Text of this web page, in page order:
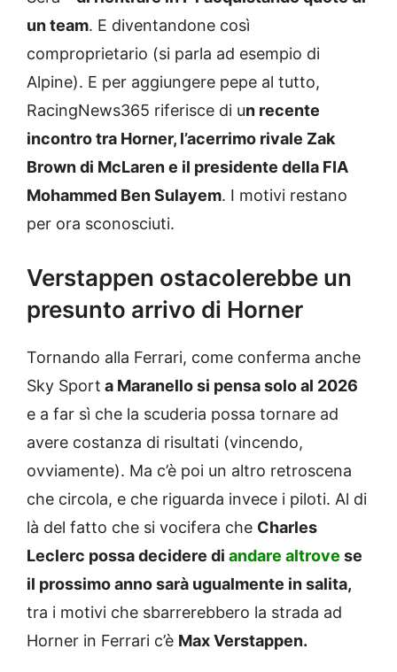
un team. E diventandone così
comproprietario (si parla ad esempio di
Alpine). E per aggiungere pepe al tutto,
RacingNews365 riferisce di un recente
incontro tra Horner, l’acerrimo rivale Zak
Brown di McLaren e il presidente della FIA
Mohammed Ben Sulayem. I motivi restano
per ora sconosciuti.
Verstappen ostacolerebbe un
presunto arrivo di Horner
Tornando alla Ferrari, come conferma anche
Sky Sport a Maranello si pensa solo al 2026
e a far sì che la scuderia possa tornare ad
avere costanza di risultati (vincendo,
ovviamente). Ma c’è poi un altro retroscena
che circola, e che riguarda invece i piloti. Al di
là del fatto che si vocifera che Charles
Leclerc possa decidere di andare altrove se
il prossimo anno sarà ugualmente in salita,
tra i motivi che sbarrerebbero la strada ad
Horner in Ferrari c’è Max Verstappen.